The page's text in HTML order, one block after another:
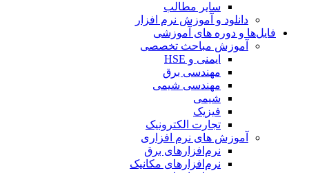
سایر مطالب
دانلود و آموزش نرم افزار
فایل‌ها و دوره های آموزشی
آموزش مباحث تخصصی
ایمنی و HSE
مهندسی برق
مهندسی شیمی
شیمی
فیزیک
تجارت الکترونیک
آموزش های نرم افزاری
نرم‌افزارهای برق
نرم‌افزارهای مکانیک